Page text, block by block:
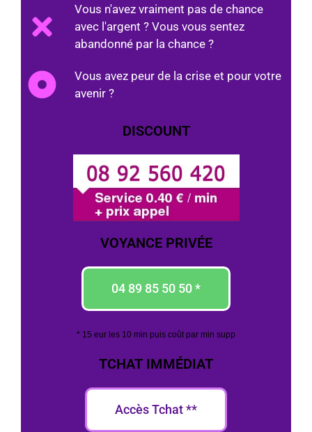
Vous n'avez vraiment pas de chance
avec l'argent ? Vous vous sentez
abandonné par la chance ?
Vous avez peur de la crise et pour votre
avenir ?
DISCOUNT
VOYANCE PRIVÉE
04 89 85 50 50 *
* 15 eur les 10 min puis coût par min supp
TCHAT IMMÉDIAT
Accès Tchat **